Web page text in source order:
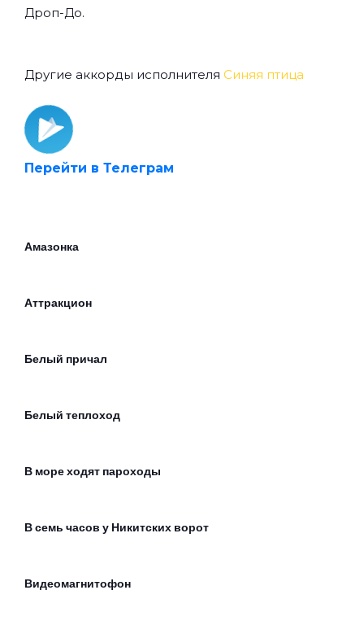
Дроп-До.
Другие аккорды исполнителя Синяя птица
Перейти в Телеграм
Амазонка
Аттракцион
Белый причал
Белый теплоход
В море ходят пароходы
В семь часов у Никитских ворот
Видеомагнитофон